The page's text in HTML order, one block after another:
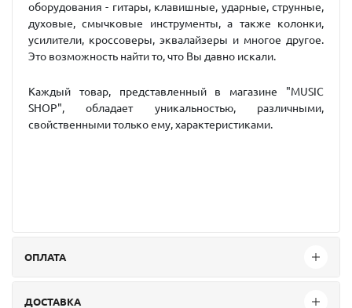
оборудования - гитары, клавишные, ударные, струнные,
духовые, смычковые инструменты, а также колонки,
усилители, кроссоверы, эквалайзеры и многое другое.
Это возможность найти то, что Вы давно искали.
Каждый товар, представленный в магазине "MUSIC
SHOP", обладает уникальностью, различными,
свойственными только ему, характеристиками.
ОПЛАТА
ДОСТАВКА